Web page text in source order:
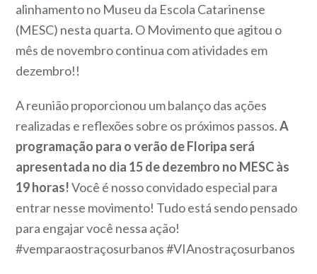
alinhamento no Museu da Escola Catarinense
(MESC) nesta quarta. O Movimento que agitou o
mês de novembro continua com atividades em
dezembro!!
A reunião proporcionou um balanço das ações
realizadas e reflexões sobre os próximos passos.A
programação para o verão de Floripa será
apresentada no dia 15 de dezembro no MESC às
19 horas!Você é nosso convidado especial para
entrar nesse movimento! Tudo está sendo pensado
para engajar você nessa ação!
#vemparaostraçosurbanos #VIAnostraçosurbanos